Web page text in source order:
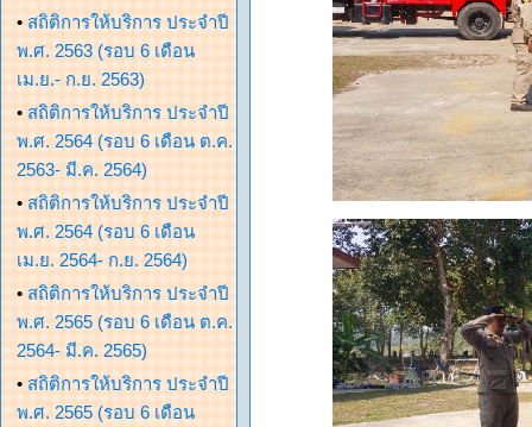
• สถิติการให้บริการ ประจำปี
พ.ศ. 2563 (รอบ 6 เดือน
เม.ย.- ก.ย. 2563)
• สถิติการให้บริการ ประจำปี
พ.ศ. 2564 (รอบ 6 เดือน ต.ค.
2563- มี.ค. 2564)
• สถิติการให้บริการ ประจำปี
พ.ศ. 2564 (รอบ 6 เดือน
เม.ย. 2564- ก.ย. 2564)
• สถิติการให้บริการ ประจำปี
พ.ศ. 2565 (รอบ 6 เดือน ต.ค.
2564- มี.ค. 2565)
• สถิติการให้บริการ ประจำปี
พ.ศ. 2565 (รอบ 6 เดือน